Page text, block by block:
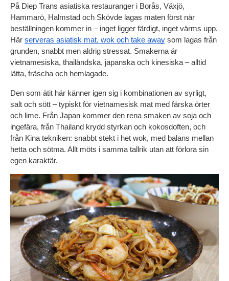
På Diep Trans asiatiska restauranger i Borås, Växjö,
Hammarö, Halmstad och Skövde lagas maten först när
beställningen kommer in – inget ligger färdigt, inget värms upp.
Här serveras asiatisk mat, wok och take away som lagas från
grunden, snabbt men aldrig stressat. Smakerna är
vietnamesiska, thailändska, japanska och kinesiska – alltid
lätta, fräscha och hemlagade.
Den som ätit här känner igen sig i kombinationen av syrligt,
salt och sött – typiskt för vietnamesisk mat med färska örter
och lime. Från Japan kommer den rena smaken av soja och
ingefära, från Thailand krydd styrkan och kokosdoften, och
från Kina tekniken: snabbt stekt i het wok, med balans mellan
hetta och sötma. Allt möts i samma tallrik utan att förlora sin
egen karaktär.